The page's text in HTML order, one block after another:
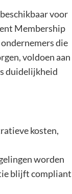
voor
Membership
die
voldoen aan
duidelijkheid
kosten,
worden
blijft compliant